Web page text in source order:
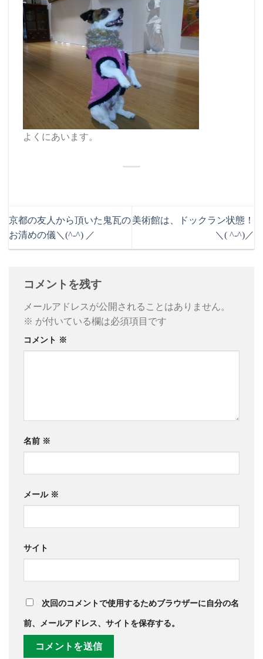
よくにあいます。
京都の友人から頂いた鬼瓦の
お清めの儀＼(^-^) ／
美術館は、ドックラン状態！
＼( ^-^)／
コメントを残す
メールアドレスが公開されることはありません。
※ が付いている欄は必須項目です
コメント ※
名前 ※
メール ※
サイト
次回のコメントで使用するためブラウザーに自分の名
前、メールアドレス、サイトを保存する。